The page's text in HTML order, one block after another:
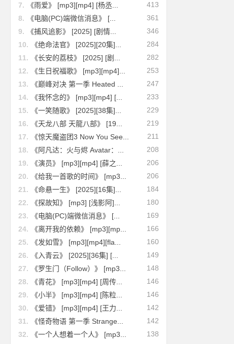
413
7.
《雨爱》 [mp3][mp4] [杨丞...
361
8.
《电脑(PC)端微信消息》 [...
346
9.
《捕风追影》 [2025] [剧情...
284
10.
《绝命法官》 [2025][20集]...
282
11.
《长安的荔枝》 [2025] [剧...
253
12.
《生日祝福歌》 [mp3][mp4]...
247
13.
《巅峰对决 第一季 Heated ...
233
14.
《我怀念的》 [mp3][mp4] [...
229
15.
《一笑随歌》 [2025][38集]...
219
16.
《天龙八部 天龍八部》 [19...
211
17.
《惊天魔盗团3 Now You See...
208
18.
《阿凡达：火与烬 Avatar：...
206
19.
《演员》 [mp3][mp4] [薛之...
206
20.
《给我一首歌的时间》 [mp3...
184
21.
《命悬一生》 [2025][16集]...
180
22.
《探故知》 [mp3] [浅影阿]...
169
23.
《电脑(PC)端微信消息》 [...
166
24.
《离开我的依赖》 [mp3][mp...
160
25.
《发如雪》 [mp3][mp4][fla...
149
26.
《入青云》 [2025][36集] [...
148
27.
《罗生门（Follow）》 [mp3...
146
28.
《青花》 [mp3][mp4] [周传...
146
29.
《小半》 [mp3][mp4] [陈粒...
142
30.
《爱错》 [mp3][mp4] [王力...
142
31.
《怪奇物语 第一季 Strange...
138
32.
《一个人想着一个人》 [mp3...